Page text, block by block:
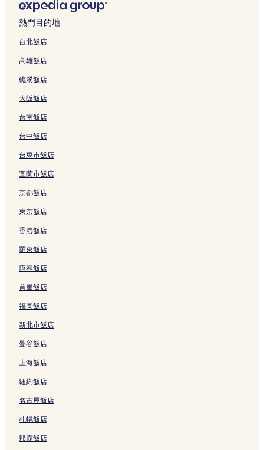
日月潭氣象站附近的飯店
大觀發電廠附近的飯店
武昌宮附近的飯店
中寮飯店
小半天瀑布附近的飯店
水里飯店
國立台灣大學實驗林附近的飯店
南投縣文化園區附近的飯店
松柏嶺森林公園附近的飯店
尖子尾附近的飯店
南投酒廠附近的飯店
國立鳳凰谷鳥園附近的飯店
集集遊客中心附近的飯店
水社壩附近的飯店
長源圳生態步道附近的飯店
南投竹藝博物館附近的飯店
朝霧碼頭附近的飯店
行政院農業委員會特有生物研究保育中心附近的飯店
熱門目的地
台北飯店
高雄飯店
礁溪飯店
大阪飯店
台南飯店
台中飯店
台東市飯店
宜蘭市飯店
京都飯店
東京飯店
香港飯店
羅東飯店
恆春飯店
首爾飯店
福岡飯店
新北市飯店
曼谷飯店
上海飯店
紐約飯店
名古屋飯店
札幌飯店
那霸飯店